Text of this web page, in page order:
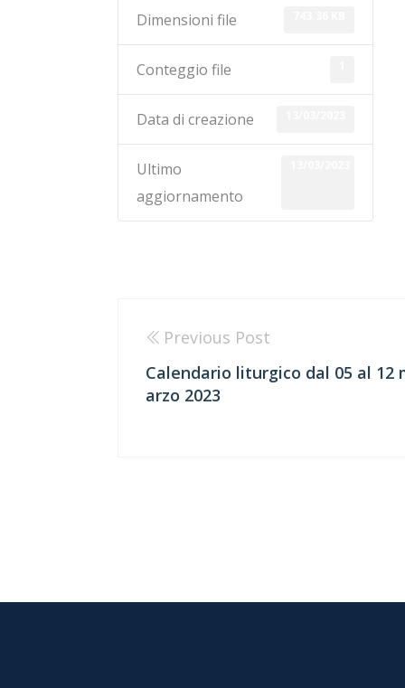
Dimensioni file
Conteggio file
Data di creazione
Ultimo
aggiornamento
Previous Post
Calendario liturgico dal 05 al 12
arzo 2023